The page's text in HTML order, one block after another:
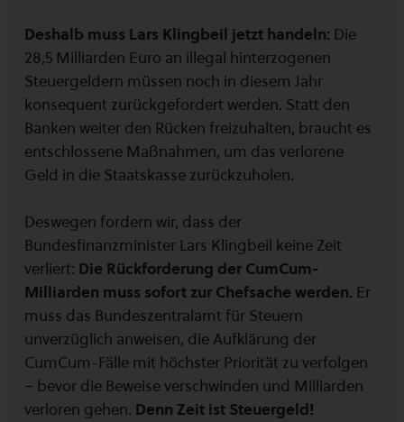
Deshalb muss Lars Klingbeil jetzt handeln: Die
28,5 Milliarden Euro an illegal hinterzogenen
Steuergeldern müssen noch in diesem Jahr
konsequent zurückgefordert werden. Statt den
Banken weiter den Rücken freizuhalten, braucht es
entschlossene Maßnahmen, um das verlorene
Geld in die Staatskasse zurückzuholen.
Deswegen fordern wir, dass der
Bundesfinanzminister Lars Klingbeil keine Zeit
verliert: Die Rückforderung der CumCum-
Milliarden muss sofort zur Chefsache werden. Er
muss das Bundeszentralamt für Steuern
unverzüglich anweisen, die Aufklärung der
CumCum-Fälle mit höchster Priorität zu verfolgen
– bevor die Beweise verschwinden und Milliarden
verloren gehen. Denn Zeit ist Steuergeld!